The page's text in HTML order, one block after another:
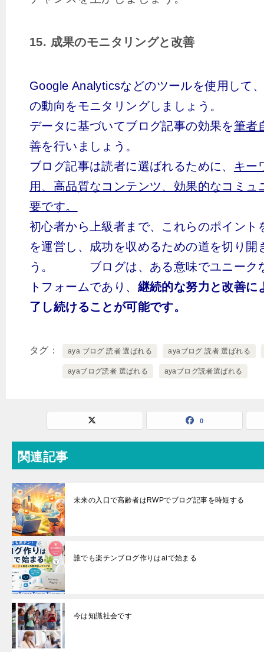
15. 成果のモニタリングと改善
Google Analyticsなどのツールを使用して
の動向をモニタリングしましょう。
データに基づいてブログ記事の効果を筆者
善を行いましょう。
ブログ記事は読者に選ばれるために、 キー
用、高品質なコンテンツ、効果的なコミュ
要です。
初心者から上級者まで、これらのポイント
を運営し、成功を収めるための道を切り開
う。 ブログは、ある意味でユニーク
トフォームであり、 継続的な努力と改善に
了し続けることが可能です。
タグ aya ブログ 読者 選ばれる ayaブログ 読者 選ばれる
ayaブログ読者 選ばれる ayaブログ読者選ばれる
0
関連記事
未来の入口で高齢者はRWPでブログ記事を時短する
誰でも楽チンブログ作りはaiで始まる
今は知識社会です